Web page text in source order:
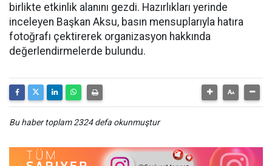
birlikte etkinlik alanını gezdi. Hazırlıkları yerinde
inceleyen Başkan Aksu, basın mensuplarıyla hatıra
fotoğrafı çektirerek organizasyon hakkında
değerlendirmelerde bulundu.
Bu haber toplam 2324 defa okunmuştur